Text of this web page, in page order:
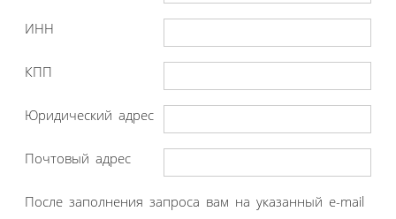
ИНН
КПП
Юридический адрес
Почтовый адрес
После заполнения запроса вам на указанный e-mail